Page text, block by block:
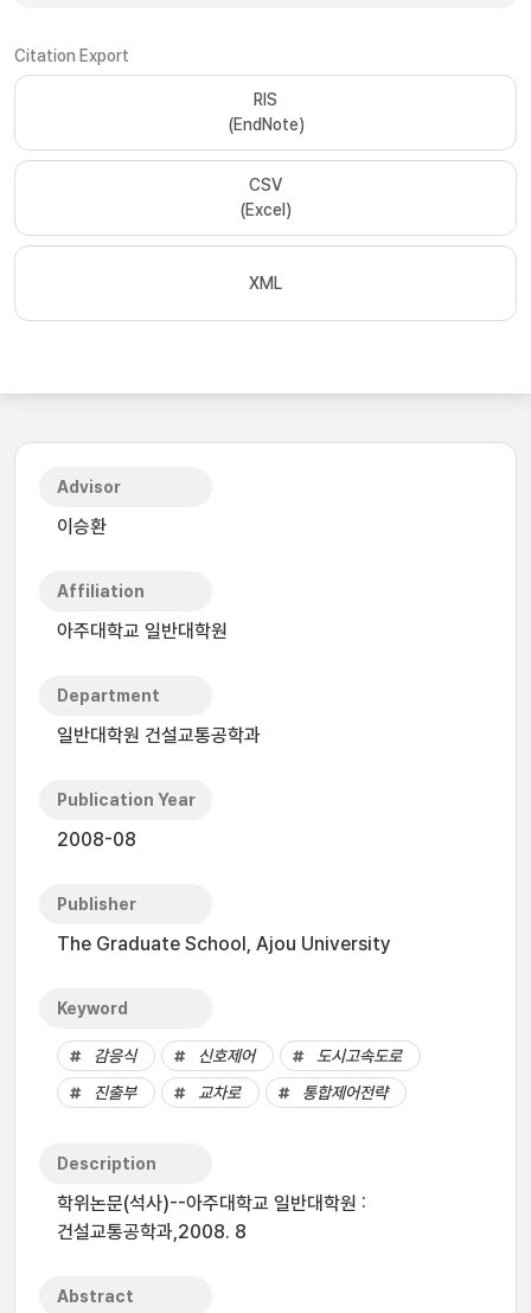
Citation Export
RIS
(EndNote)
CSV
(Excel)
XML
Advisor
이승환
Affiliation
아주대학교 일반대학원
Department
일반대학원 건설교통공학과
Publication Year
2008-08
Publisher
The Graduate School, Ajou University
Keyword
감응식 신호제어
도시고속도로
진출부
교차로 통합제어전략
Description
학위논문(석사)--아주대학교 일반대학원 :
건설교통공학과,2008. 8
Abstract